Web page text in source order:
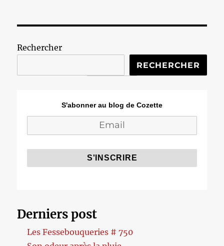
Rechercher
RECHERCHER
S'abonner au blog de Cozette
Derniers post
Les Fessebouqueries # 750